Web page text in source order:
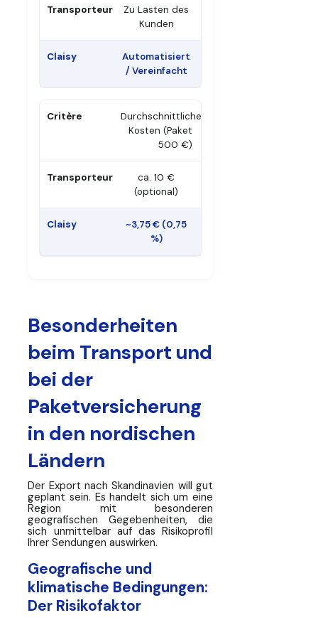
Zu Lasten des
Kunden
Automatisiert
/ Vereinfacht
Durchschnittliche
Kosten (Paket
500 €)
ca. 10 €
(optional)
~3,75 € (0,75
%)
Besonderheiten
beim Transport und
bei der
Paketversicherung
in den nordischen
Ländern
Der Export nach Skandinavien will gut
geplant sein. Es handelt sich um eine
Region mit besonderen
geografischen Gegebenheiten, die
sich unmittelbar auf das Risikoprofil
Ihrer Sendungen auswirken.
Geografische und
klimatische Bedingungen:
Der Risikofaktor